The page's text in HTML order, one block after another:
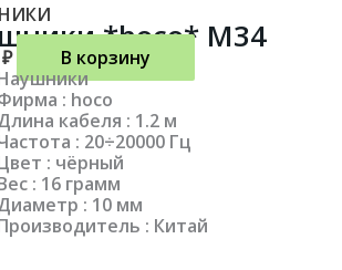
*hoco* M34
₽
В корзину
: hoco
кабеля : 1.2 м
: 20÷20000 Гц
: чёрный
: 16 грамм
: 10 мм
: Китай